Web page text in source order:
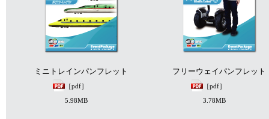
ミニトレインパンフレット フリーウェイパンフレット
［pdf］
5.98MB
［pdf］
3.78MB